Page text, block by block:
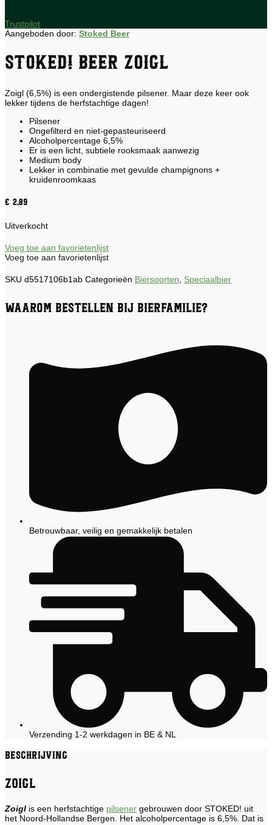
Trustpilot
Aangeboden door: Stoked Beer
STOKED! Beer Zoigl
Zoigl (6,5%) is een ondergistende pilsener. Maar deze keer ook
lekker tijdens de herfstachtige dagen!
Pilsener
Ongefilterd en niet-gepasteuriseerd
Alcoholpercentage 6,5%
Er is een licht, subtiele rooksmaak aanwezig
Medium body
Lekker in combinatie met gevulde champignons +
kruidenroomkaas
€ 2,89
Uitverkocht
Voeg toe aan favorietenlijst
Voeg toe aan favorietenlijst
SKU d5517106b1ab Categorieën Biersoorten Speciaalbier
Waarom bestellen bij Bierfamilie?
Betrouwbaar, veilig en gemakkelijk betalen
Verzending 1-2 werkdagen in BE & NL
Beschrijving
Zoigl
Zoigl is een herfstachtige pilsener gebrouwen door STOKED! uit
het Noord-Hollandse Bergen. Het alcoholpercentage is 6,5%. Dat is